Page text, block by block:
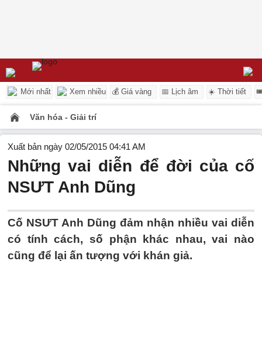
Mới nhất Xem nhiều 💰 Giá vàng 📅 Lịch âm ☀️ Thời tiết
Văn hóa - Giải trí
Xuất bản ngày 02/05/2015 04:41 AM
Những vai diễn để đời của cố
NSƯT Anh Dũng
Cố NSƯT Anh Dũng đảm nhận nhiều vai diễn
có tính cách, số phận khác nhau, vai nào
cũng để lại ấn tượng với khán giả.